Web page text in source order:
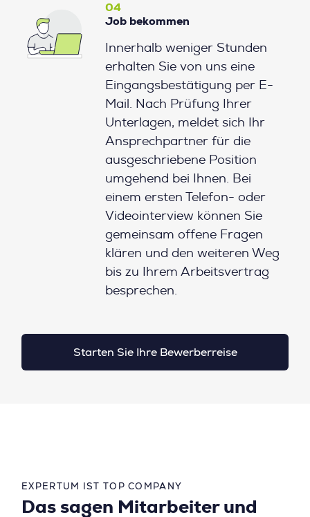
04
Job bekommen
Innerhalb weniger Stunden
erhalten Sie von uns eine
Eingangsbestätigung per E-
Mail. Nach Prüfung Ihrer
Unterlagen, meldet sich Ihr
Ansprechpartner für die
ausgeschriebene Position
umgehend bei Ihnen. Bei
einem ersten Telefon- oder
Videointerview können Sie
gemeinsam offene Fragen
klären und den weiteren Weg
bis zu Ihrem Arbeitsvertrag
besprechen.
Starten Sie Ihre Bewerberreise
EXPERTUM IST TOP COMPANY
Das sagen Mitarbeiter und